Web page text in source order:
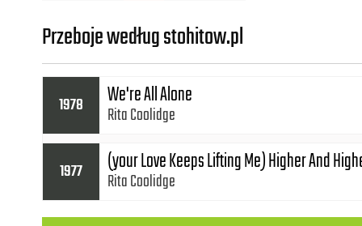
Przeboje według stohitow.pl
1978 We're All Alone
Rita Coolidge
1977 (your Love Keeps Lifting Me) Higher And
Rita Coolidge